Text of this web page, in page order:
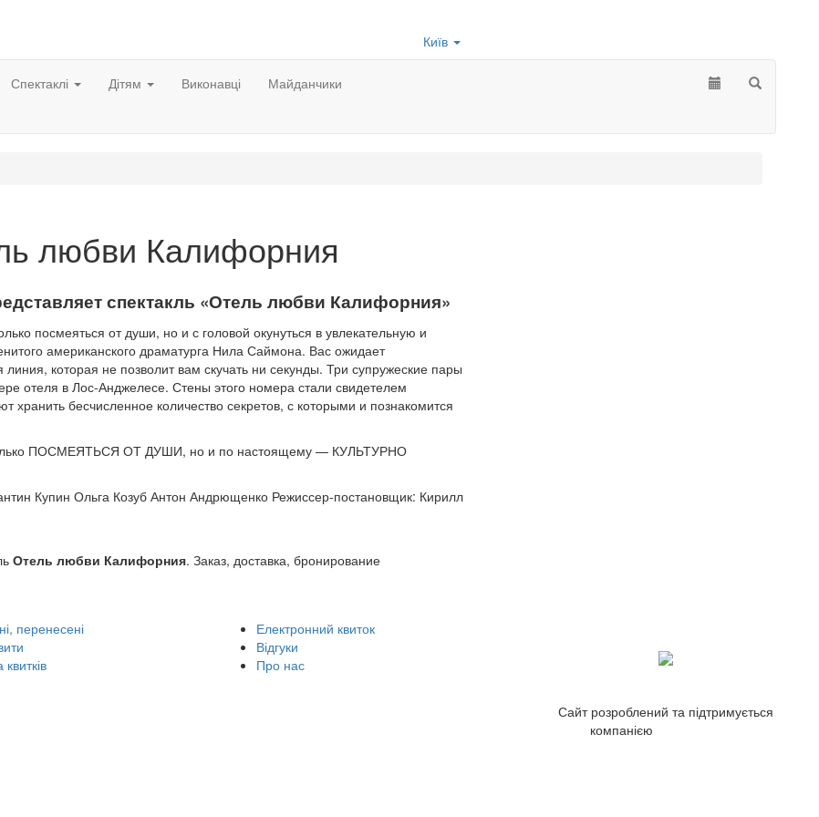
Київ
Спектаклі Дітям Виконавці Майданчики
любви Калифорния
спектакль «Отель любви Калифорния»
посмеяться от души, но и с головой окунуться в увлекательную и
американского драматурга Нила Саймона. Вас ожидает
которая не позволит вам скучать ни секунды. Три супружеские пары
отеля в Лос-Анджелесе. Стены этого номера стали свидетелем
бесчисленное количество секретов, с которыми и познакомится
ПОСМЕЯТЬСЯ ОТ ДУШИ, но и по настоящему — КУЛЬТУРНО
Купин Ольга Козуб Антон Андрющенко Режиссер-постановщик: Кирилл
Отель любви Калифорния. Заказ, доставка, бронирование
перенесені
Електронний квиток
Відгуки
Про нас
Сайт розроблений та підтримується
компанією